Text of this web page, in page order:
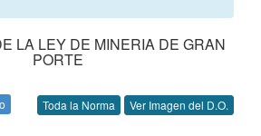
LA LEY DE MINERIA DE GRAN
PORTE
Toda la Norma Ver Imagen del D.O.